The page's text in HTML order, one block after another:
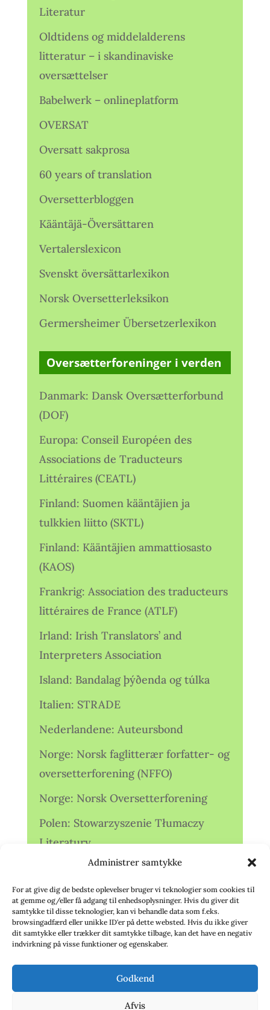
Administrer samtykke
For at give dig de bedste oplevelser bruger vi teknologier som cookies til
at gemme og/eller få adgang til enhedsoplysninger. Hvis du giver dit
samtykke til disse teknologier, kan vi behandle data som f.eks.
browsingadfærd eller unikke ID'er på dette websted. Hvis du ikke giver
dit samtykke eller trækker dit samtykke tilbage, kan det have en negativ
indvirkning på visse funktioner og egenskaber.
Godkend
Afvis
Literatur
Oldtidens og middelalderens
litteratur – i skandinaviske
oversættelser
Babelwerk – onlineplatform
OVERSAT
Oversatt sakprosa
60 years of translation
Oversetterbloggen
Kääntäjä-Översättaren
Vertalerslexicon
Svenskt översättarlexikon
Norsk Oversetterleksikon
Germersheimer Übersetzerlexikon
Oversætterforeninger i verden
Danmark: Dansk Oversætterforbund
(DOF)
Europa: Conseil Européen des
Associations de Traducteurs
Littéraires (CEATL)
Finland: Suomen kääntäjien ja
tulkkien liitto (SKTL)
Finland: Kääntäjien ammattiosasto
(KAOS)
Frankrig: Association des traducteurs
littéraires de France (ATLF)
Irland: Irish Translators’ and
Interpreters Association
Island: Bandalag þýðenda og túlka
Italien: STRADE
Nederlandene: Auteursbond
Norge: Norsk faglitterær forfatter- og
oversetterforening (NFFO)
Norge: Norsk Oversetterforening
Polen: Stowarzyszenie Tłumaczy
Literatury
Storbritannien: Translators
Association (TA)
Sverige: Översättarsektionen (Ö.)
Sverige: Översättarcentrum (ÖC)
deutschsprachiger Übersetzer (VdÜ)